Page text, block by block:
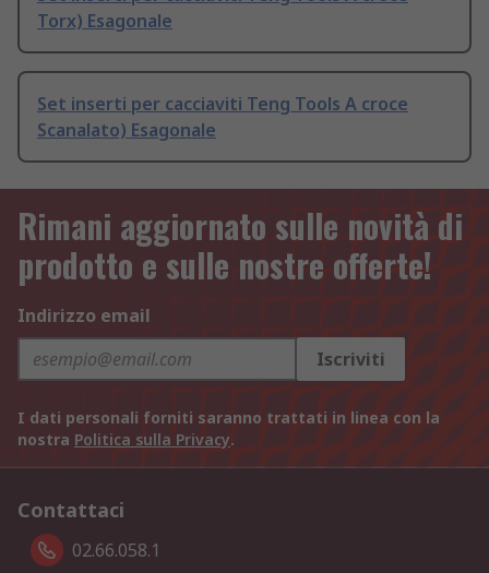
Torx) Esagonale
Set inserti per cacciaviti Teng Tools A croce
Scanalato) Esagonale
Rimani aggiornato sulle novità di
prodotto e sulle nostre offerte!
Indirizzo email
Iscriviti
I dati personali forniti saranno trattati in linea con la
nostra Politica sulla Privacy.
Contattaci
02.66.058.1